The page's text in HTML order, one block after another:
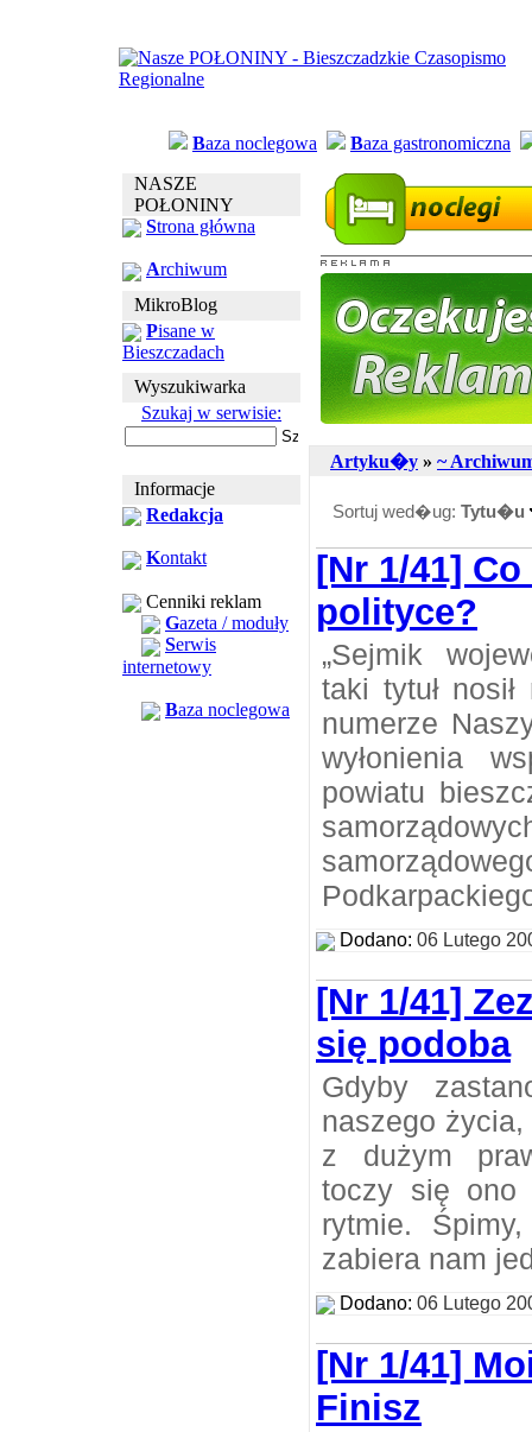
Baza noclegowa Baza gastronomiczna
NASZE
POŁONINY
Strona główna
Archiwum
MikroBlog
Pisane w
Bieszczadach
Wyszukiwarka
Szukaj w serwisie:
Informacje
Redakcja
Kontakt
Cenniki reklam
Gazeta / moduły
Serwis
internetowy
Baza noclegowa
Artyku�y » ~
Sortuj wed�ug: Tytu�u
[Nr 1/41]
polityce?
„Sejmik
taki tytuł
numerze
wyłonienia
powiatu
Dodano: 06 Lutego
[Nr 1/41]
się podoba
Gdyby
naszego
z dużym
toczy się ono
rytmie.
zabiera nam
Dodano: 06 Lutego
[Nr 1/41]
Finisz